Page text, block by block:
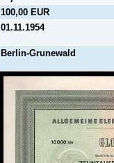
100,00 EUR
01.11.1954
Berlin-Grunewald